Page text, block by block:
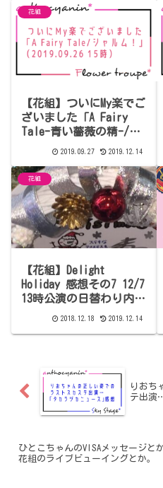
パターン】
花組
【花組】ついにMy楽でご
ざいました「A Fairy
Tale-青い薔薇の精-/シ
2019.09.27 2019.12.14
花組
【花組】Delight
Holiday 感想その7 12/7
13時公演の日替わり内容
2018.12.18 2019.12.14
りおち
テ出演
ひとこちゃんのVISAメッセージと
花組のライブビューイングとか。